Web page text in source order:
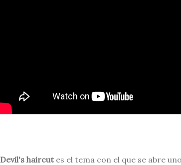
Devil's haircutes el tema con el que se abre